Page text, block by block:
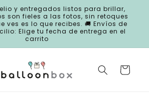
y entregados listos para brillar,
son fieles a las fotos, sin retoques
ves es lo que recibes. 🚚 Envíos de
Elige tu fecha de entrega en el
carrito
Carrito